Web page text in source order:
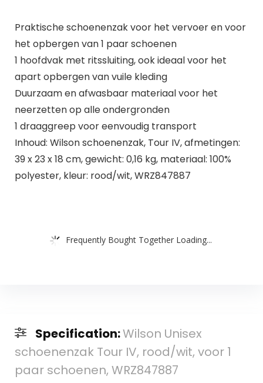
Praktische schoenenzak voor het vervoer en voor
het opbergen van 1 paar schoenen
1 hoofdvak met ritssluiting, ook ideaal voor het
apart opbergen van vuile kleding
Duurzaam en afwasbaar materiaal voor het
neerzetten op alle ondergronden
1 draaggreep voor eenvoudig transport
Inhoud: Wilson schoenenzak, Tour IV, afmetingen:
39 x 23 x 18 cm, gewicht: 0,16 kg, materiaal: 100%
polyester, kleur: rood/wit, WRZ847887
Frequently Bought Together Loading...
Specification:Wilson Unisex
schoenenzak Tour IV, rood/wit, voor 1
paar schoenen, WRZ847887